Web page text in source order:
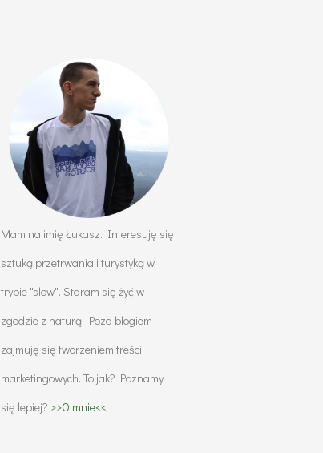
Mam na imię Łukasz. Interesuję się
sztuką przetrwania i turystyką w
trybie "slow". Staram się żyć w
zgodzie z naturą. Poza blogiem
zajmuję się tworzeniem treści
marketingowych. To jak? Poznamy
się lepiej? >>O mnie<<